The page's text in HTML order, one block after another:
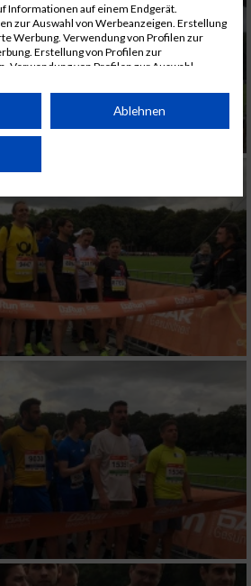
Informationen auf einem Endgerät.
zur Auswahl von Werbeanzeigen. Erstellung
Werbung. Verwendung von Profilen zur
Erstellung von Profilen zur
Verwendung von Profilen zur Auswahl
von Zielgruppen durch Statistiken oder
verschiedenen Quellen. Entwicklung und
Union weitergegeben und in die
IAB-Anbieter)
Zwecke:
auf Informationen
Daten zur Auswahl
für personalisierte
zur Auswahl
zur Personalisierung
Ablehnen